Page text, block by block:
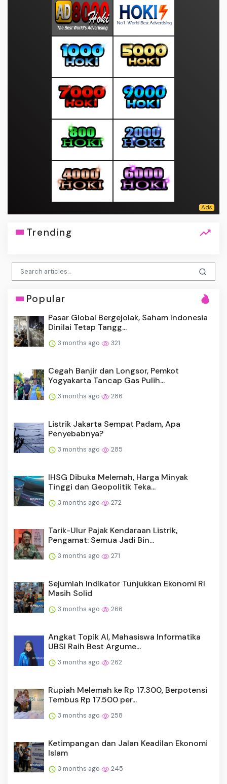
Trending
Popular
Pasar Global Bergejolak, Saham Indonesia
Dinilai Tetap Tangg...
3 months ago 321
Cegah Banjir dan Longsor, Pemkot
Yogyakarta Tancap Gas Pulih...
3 months ago 286
Listrik Jakarta Sempat Padam, Apa
Penyebabnya?
3 months ago 285
IHSG Dibuka Melemah, Harga Minyak
Tinggi dan Geopolitik Teka...
3 months ago 272
Tarik-Ulur Pajak Kendaraan Listrik,
Pengamat: Semua Jadi Bin...
3 months ago 271
Sejumlah Indikator Tunjukkan Ekonomi RI
Masih Solid
3 months ago 266
Angkat Topik AI, Mahasiswa Informatika
UBSI Raih Best Argume...
3 months ago 262
Rupiah Melemah ke Rp 17.300, Berpotensi
Tembus Rp 17.500 per...
3 months ago 258
Ketimpangan dan Jalan Keadilan Ekonomi
Islam
3 months ago 245